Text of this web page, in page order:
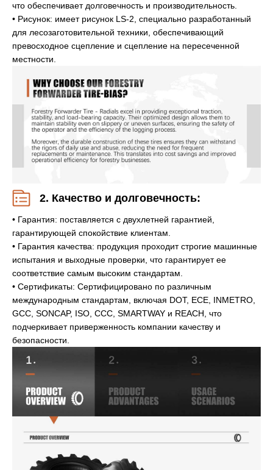
что обеспечивает долговечность и производительность.
• Рисунок: имеет рисунок LS-2, специально разработанный
для лесозаготовительной техники, обеспечивающий
превосходное сцепление и сцепление на пересеченной
местности.
2. Качество и долговечность:
• Гарантия: поставляется с двухлетней гарантией,
гарантирующей спокойствие клиентам.
• Гарантия качества: продукция проходит строгие машинные
испытания и выходные проверки, что гарантирует ее
соответствие самым высоким стандартам.
• Сертификаты: Сертифицировано по различным
международным стандартам, включая DOT, ECE, INMETRO,
GCC, SONCAP, ISO, CCC, SMARTWAY и REACH, что
подчеркивает приверженность компании качеству и
безопасности.